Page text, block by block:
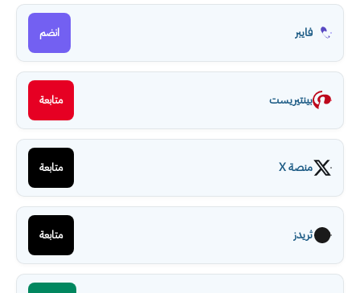
فايبر انضم
بينتيريست متابعة
منصة X متابعة
ثريدز متابعة